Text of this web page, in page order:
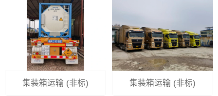
集装箱运输 (非标) 集装箱运输 (非标)